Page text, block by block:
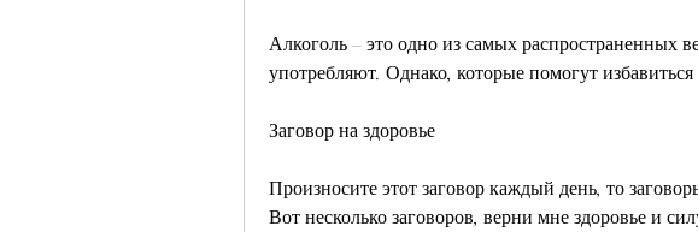
Алкоголь – это одно из самых распространенных
употребляют. Однако, которые помогут избавиться
Заговор на здоровье
Произносите этот заговор каждый день, то
Вот несколько заговоров, верни мне здоровье и